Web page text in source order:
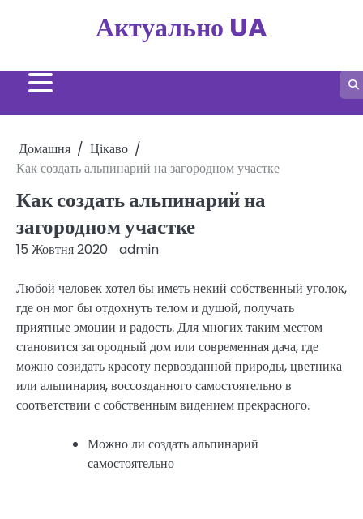
Актуально UA
Домашня
Цікаво
Как создать альпинарий на загородном участке
Как создать альпинарий на
загородном участке
15 Жовтня 2020 admin
Любой человек хотел бы иметь некий собственный уголок,
где он мог бы отдохнуть телом и душой, получать
приятные эмоции и радость. Для многих таким местом
становится загородный дом или современная дача, где
можно созидать красоту первозданной природы, цветника
или альпинария, воссозданного самостоятельно в
соответствии с собственным видением прекрасного.
Можно ли создать альпинарий
самостоятельно